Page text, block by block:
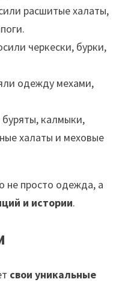
расшитые халаты,
черкески, бурки,
одежду мехами,
буряты, калмыки,
халаты и меховые
не просто одежда, а
и истории.
свои уникальные